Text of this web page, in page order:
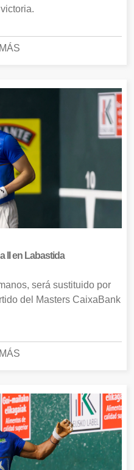
II en Labastida
será sustituido por
del Masters CaixaBank